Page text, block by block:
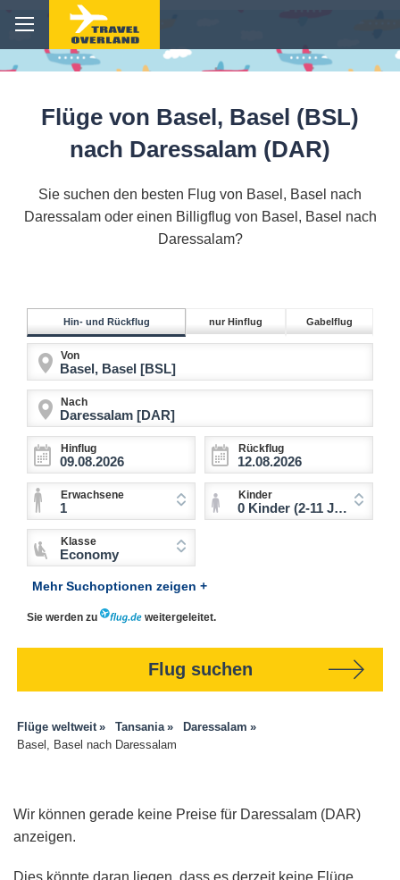
Flüge von Basel, Basel (BSL)
nach Daressalam (DAR)
Sie suchen den besten Flug von Basel, Basel nach
Daressalam oder einen Billigflug von Basel, Basel nach
Daressalam?
Hin- und Rückflug nur Hinflug Gabelflug
Von
Nach
Hinflug Rückflug
Erwachsene
1
Kinder
0 Kinder (2-11 Jahre)
Klasse
Economy
Mehr Suchoptionen zeigen +
Sie werden zu weitergeleitet.
Flug suchen
Flüge weltweit Tansania
Daressalam
Basel, Basel nach Daressalam
Wir können gerade keine Preise für Daressalam (DAR)
anzeigen.